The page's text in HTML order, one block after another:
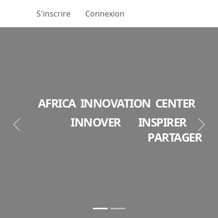
S'inscrire Connexion
AFRICA INNOVATION CENTER
INNOVER INSPIRER
PARTAGER
Next Next